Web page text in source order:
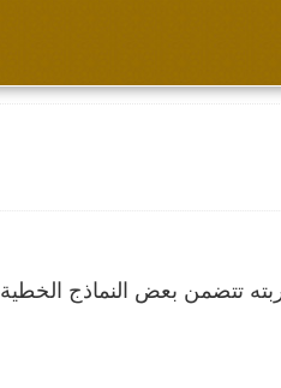
تتضمن بعض النماذج الخطية